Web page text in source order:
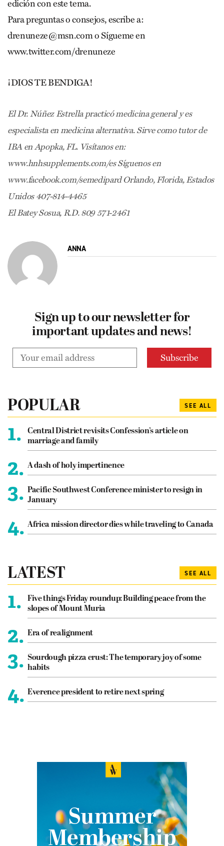
edición con este tema.
Para preguntas o consejos, escribe a:
drenuneze@msn.como Sígueme en
www.twitter.com/drenuneze
¡DIOS TE BENDIGA!
El Dr. Núñez Estrella practicó medicina general y es
especialista en medicina alternativa. Sirve como tutor de
IBA en Apopka, FL. Visítanos en:
www.hnhsupplements.com/es Síguenos en
www.facebook.com/semedipard Orlando, Florida, Estados
Unidos 407-814-4465
El Batey Sosua, R.D. 809 571-2461
ANNA
Sign up to our newsletter for
important updates and news!
POPULAR SEE ALL
1.
Central District revisits Confession’s article on
marriage and family
2. A dash of holy impertinence
3. Pacific Southwest Conference minister to resign in
January
4. Africa mission director dies while traveling to Canada
LATEST SEE ALL
1.
Five things Friday roundup: Building peace from the
slopes of Mount Muria
2. Era of realignment
3. Sourdough pizza crust: The temporary joy of some
habits
4. Everence president to retire next spring